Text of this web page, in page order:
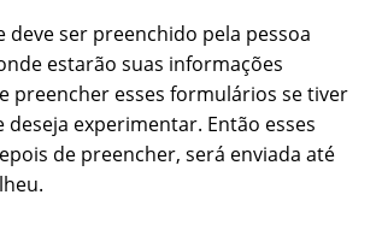
ser preenchido pela pessoa
estarão suas informações
preencher esses formulários se tiver
experimentar. Então esses
de preencher, será enviada até